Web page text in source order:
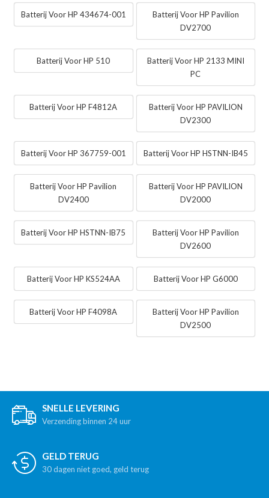
Batterij Voor HP 434674-001
Batterij Voor HP Pavilion
DV2700
Batterij Voor HP 510
Batterij Voor HP 2133 MINI
PC
Batterij Voor HP F4812A
Batterij Voor HP PAVILION
DV2300
Batterij Voor HP 367759-001 Batterij Voor HP HSTNN-IB45
Batterij Voor HP Pavilion
DV2400
Batterij Voor HP PAVILION
DV2000
Batterij Voor HP HSTNN-IB75
Batterij Voor HP Pavilion
DV2600
Batterij Voor HP KS524AA Batterij Voor HP G6000
Batterij Voor HP F4098A
Batterij Voor HP Pavilion
DV2500
SNELLE LEVERING
Verzending binnen 24 uur
GELD TERUG
30 dagen niet goed, geld terug